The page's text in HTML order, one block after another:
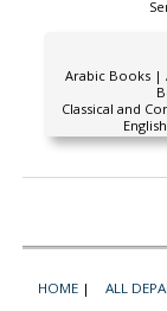
Arabic Books |
Classical and
HOME | ALL